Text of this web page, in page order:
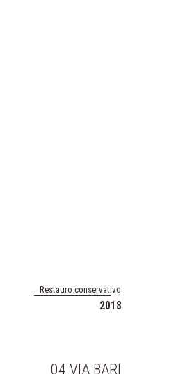
Restauro conservativo
2018
04 VIA BARI